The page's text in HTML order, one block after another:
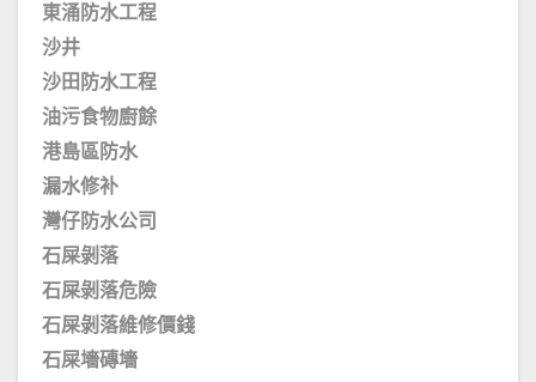
東涌防水工程
沙井
沙田防水工程
油污食物廚餘
港島區防水
漏水修补
灣仔防水公司
石屎剝落
石屎剝落危險
石屎剝落維修價錢
石屎墻磚墻